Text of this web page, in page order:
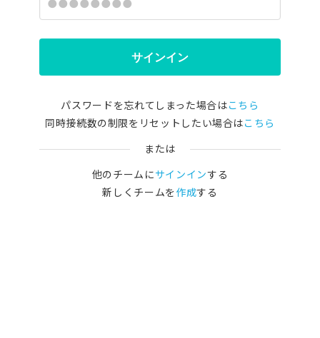
サインイン
パスワードを忘れてしまった場合はこちら
同時接続数の制限をリセットしたい場合はこちら
または
他のチームにサインインする
新しくチームを作成する